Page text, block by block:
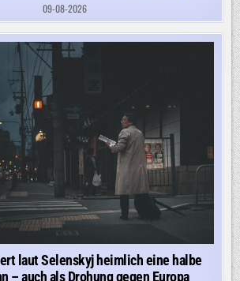
09-08-2026
laut Selenskyj heimlich eine halbe
– auch als Drohung gegen Europa